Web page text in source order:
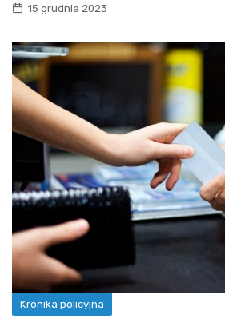
15 grudnia 2023
Kronika policyjna